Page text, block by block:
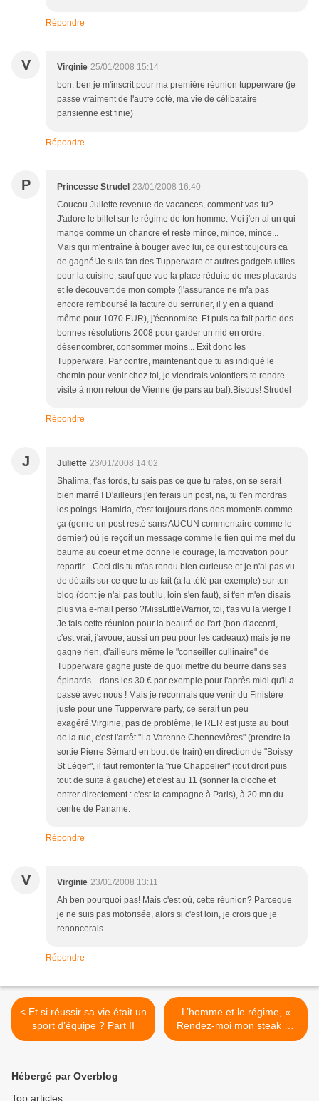
Répondre
V Virginie 25/01/2008 15:14
bon, ben je m'inscrit pour ma première réunion tupperware (je
passe vraiment de l'autre coté, ma vie de célibataire
parisienne est finie)
Répondre
P Princesse Strudel 23/01/2008 16:40
Coucou Juliette revenue de vacances, comment vas-tu?
J'adore le billet sur le régime de ton homme. Moi j'en ai un qui
mange comme un chancre et reste mince, mince, mince...
Mais qui m'entraîne à bouger avec lui, ce qui est toujours ca
de gagné!Je suis fan des Tupperware et autres gadgets utiles
pour la cuisine, sauf que vue la place réduite de mes placards
et le découvert de mon compte (l'assurance ne m'a pas
encore remboursé la facture du serrurier, il y en a quand
même pour 1070 EUR), j'économise. Et puis ca fait partie des
bonnes résolutions 2008 pour garder un nid en ordre:
désencombrer, consommer moins... Exit donc les
Tupperware. Par contre, maintenant que tu as indiqué le
chemin pour venir chez toi, je viendrais volontiers te rendre
visite à mon retour de Vienne (je pars au bal).Bisous! Strudel
Répondre
J Juliette 23/01/2008 14:02
Shalima, t'as tords, tu sais pas ce que tu rates, on se serait
bien marré ! D'ailleurs j'en ferais un post, na, tu t'en mordras
les poings !Hamida, c'est toujours dans des moments comme
ça (genre un post resté sans AUCUN commentaire comme le
dernier) où je reçoit un message comme le tien qui me met du
baume au coeur et me donne le courage, la motivation pour
repartir... Ceci dis tu m'as rendu bien curieuse et je n'ai pas vu
de détails sur ce que tu as fait (à la télé par exemple) sur ton
blog (dont je n'ai pas tout lu, loin s'en faut), si t'en m'en disais
plus via e-mail perso ?MissLittleWarrior, toi, t'as vu la vierge !
Je fais cette réunion pour la beauté de l'art (bon d'accord,
c'est vrai, j'avoue, aussi un peu pour les cadeaux) mais je ne
gagne rien, d'ailleurs même le "conseiller cullinaire" de
Tupperware gagne juste de quoi mettre du beurre dans ses
épinards... dans les 30 € par exemple pour l'après-midi qu'il a
passé avec nous ! Mais je reconnais que venir du Finistère
juste pour une Tupperware party, ce serait un peu
exagéré.Virginie, pas de problème, le RER est juste au bout
de la rue, c'est l'arrêt "La Varenne Chennevières" (prendre la
sortie Pierre Sémard en bout de train) en direction de "Boissy
St Léger", il faut remonter la "rue Chappelier" (tout droit puis
tout de suite à gauche) et c'est au 11 (sonner la cloche et
entrer directement : c'est la campagne à Paris), à 20 mn du
centre de Paname.
Répondre
V Virginie 23/01/2008 13:11
Ah ben pourquoi pas! Mais c'est où, cette réunion? Parceque
je ne suis pas motorisée, alors si c'est loin, je crois que je
renoncerais...
Répondre
< Et si réussir sa vie était un
sport d’équipe ? Part II
L’homme et le régime, «
Rendez-moi mon steak où
je fais un malheur ! » >
Hébergé par Overblog
Top articles